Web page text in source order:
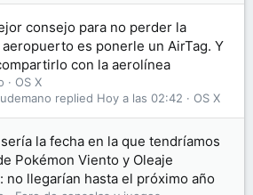
consejo para no perder la
es ponerle un AirTag. Y
con la aerolínea
OS X
OS X
Hoy a las 02:42
la fecha en la que tendríamos
Pokémon Viento y Oleaje
no llegarían hasta el próximo año